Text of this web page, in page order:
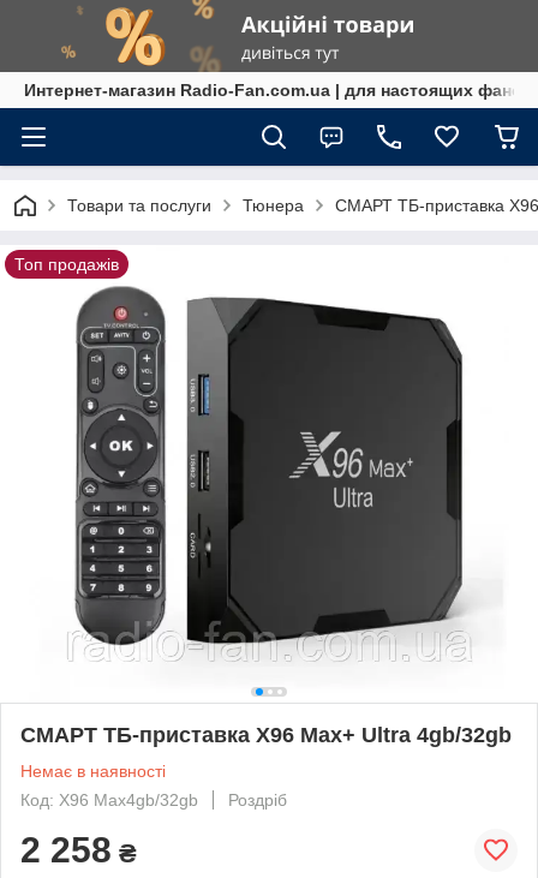
Интернет-магазин Radio-Fan.com.ua | для настоящих фанов!
Товари та послуги Тюнера СМАРТ ТБ-приставка
Топ продажів
СМАРТ ТБ-приставка X96 Max+ Ultra 4gb/32gb
Немає в наявності
Код: X96 Max4gb/32gb
Роздріб
2 258 ₴